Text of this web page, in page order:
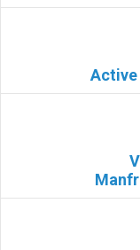
Active